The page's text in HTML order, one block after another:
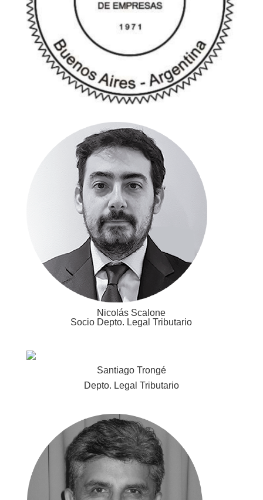
Nicolás Scalone
Socio Depto. Legal Tributario
Santiago Trongé
Depto. Legal Tributario